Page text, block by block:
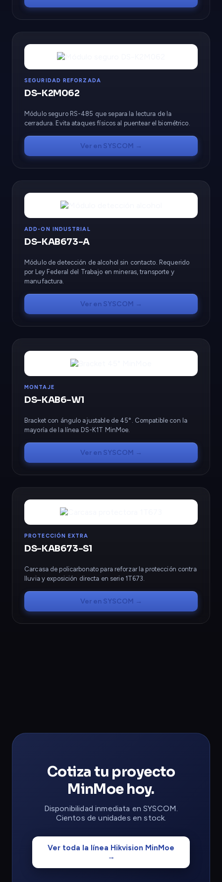
SEGURIDAD REFORZADA
DS-K2M062
Módulo seguro RS-485 que separa la lectura de la
cerradura. Evita ataques físicos al puentear el biométrico.
Ver en SYSCOM →
ADD-ON INDUSTRIAL
DS-KAB673-A
Módulo de detección de alcohol sin contacto. Requerido
por Ley Federal del Trabajo en mineras, transporte y
manufactura.
Ver en SYSCOM →
MONTAJE
DS-KAB6-W1
Bracket con ángulo ajustable de 45°. Compatible con la
mayoría de la línea DS-K1T MinMoe.
Ver en SYSCOM →
PROTECCIÓN EXTRA
DS-KAB673-S1
Carcasa de policarbonato para reforzar la protección contra
lluvia y exposición directa en serie 1T673.
Ver en SYSCOM →
Cotiza tu proyecto
MinMoe hoy.
Disponibilidad inmediata en SYSCOM.
Cientos de unidades en stock.
Ver toda la línea Hikvision MinMoe
→